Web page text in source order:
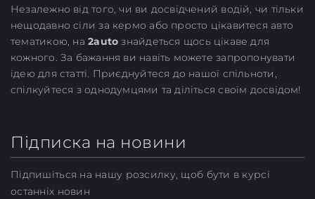
Незалежно від того, чи ви досвідчений водій, чи тільки
нещодавно сіли за кермо або просто цікавитеся авто
тематикою, на2auto знайдеться щось цікаве для
кожного. За бажання ви навіть можете запропонувати
ідею для статті. Приєднуйтеся до нашої спільноти,
спілкуйтеся з однодумцями та діліться своїм досвідом!
Підписка на новини
Підпишіться на нашу розсилку, щоб бути в курсі
останніх новин